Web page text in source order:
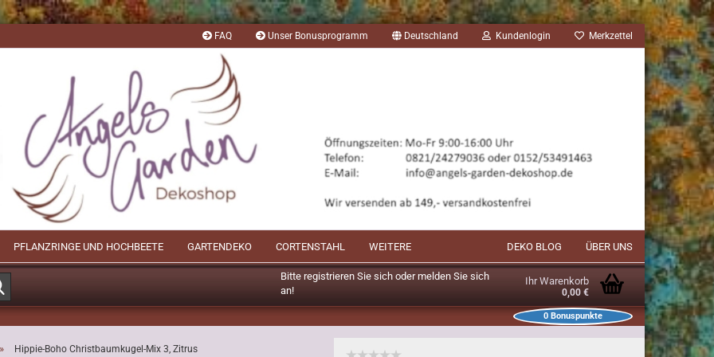
FAQ Unser Bonusprogramm Deutschland Kundenlogin Merkzettel
Bitte registrieren Sie sich oder melden Sie sich
an!
Ihr Warenkorb
0,00 €
0 Bonuspunkte
PFLANZRINGE UND HOCHBEETE GARTENDEKO CORTENSTAHL DEKO BLOG ÜBER UNS
WEITERE
» Hippie-Boho Christbaumkugel-Mix 3, Zitrus